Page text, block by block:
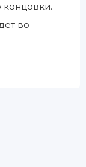
концовки.
во